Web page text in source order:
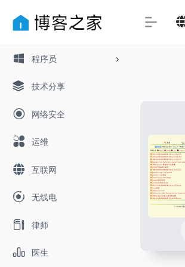
程序员
技术分享
网络安全
运维
互联网
无线电
律师
医生